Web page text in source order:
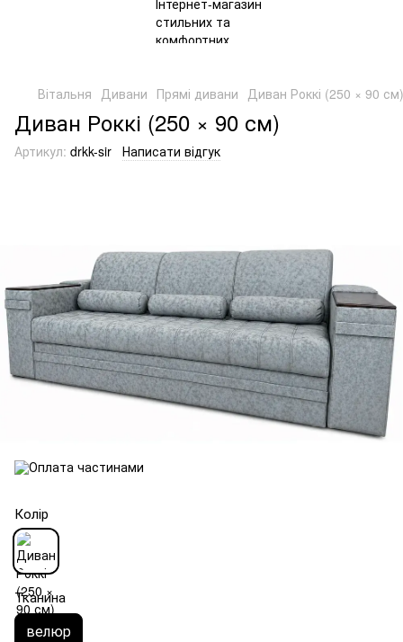
Вітальня Дивани Прямі дивани Диван Роккі (250 × 90 см)
Диван Роккі (250 × 90 см)
Артикул: drkk-sir Написати відгук
Колір
Тканина
велюр